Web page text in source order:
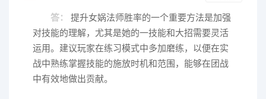
答：
提升女娲法师胜率的一个重要方法是加强
对技能的理解，尤其是她的一技能和大招需要灵活
运用。建议玩家在练习模式中多加磨练，以便在实
战中熟练掌握技能的施放时机和范围，能够在团战
中有效地做出贡献。